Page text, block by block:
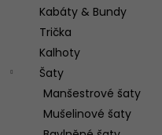
Kabáty & Bundy
Trička
Kalhoty
Šaty
Manšestrové šaty
Mušelinové šaty